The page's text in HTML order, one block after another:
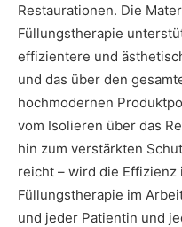
Restaurationen. Die
Füllungstherapie
effizientere und
und das über den
hochmodernen
vom Isolieren über das
hin zum verstärkten
reicht – wird die Effizienz
Füllungstherapie im
und jeder Patientin und